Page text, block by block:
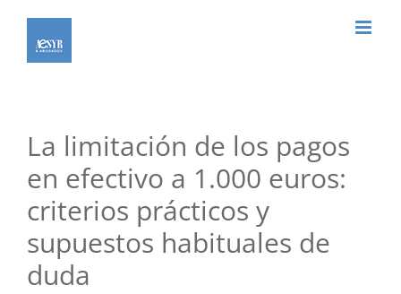
contenido
La limitación de los pagos
en efectivo a 1.000 euros:
criterios prácticos y
supuestos habituales de
duda